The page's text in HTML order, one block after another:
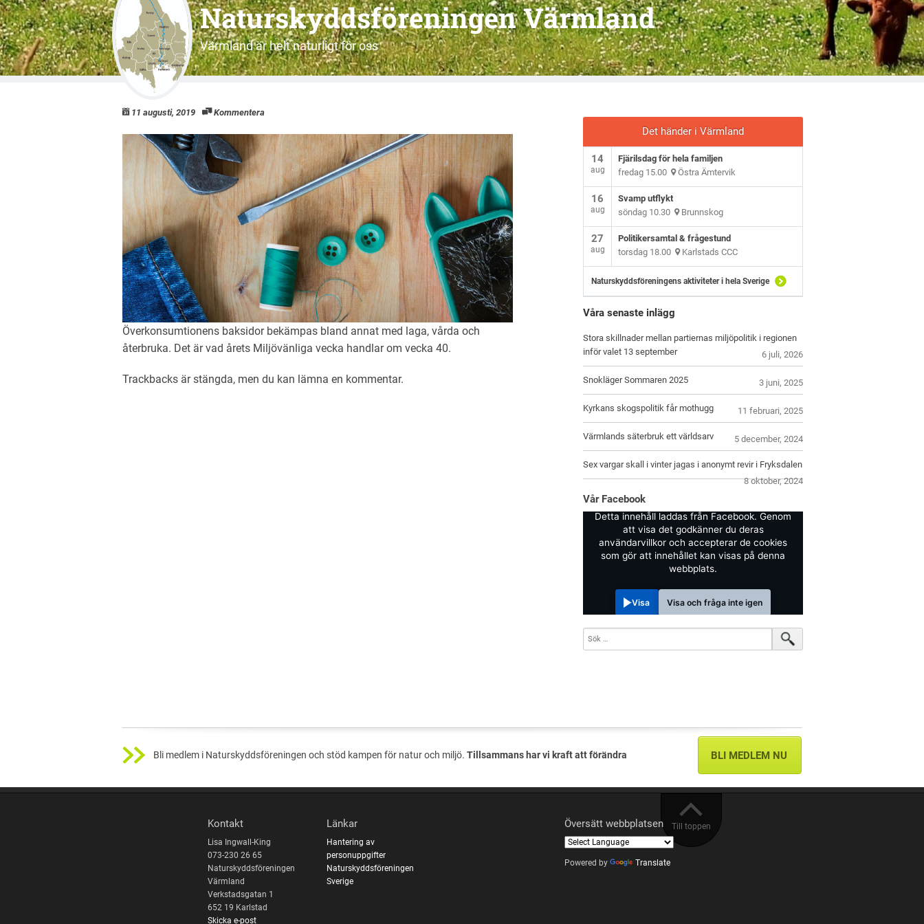
Naturskyddsföreningen Värmland
Värmland är helt naturligt för oss
11 augusti, 2019 Kommentera
Överkonsumtionens baksidor bekämpas bland annat med laga, vårda och
återbruka. Det är vad årets Miljövänliga vecka handlar om vecka 40.
Trackbacks är stängda, men du kan lämna en kommentar.
Det händer i Värmland
14
aug
Fjärilsdag för hela familjen
fredag 15.00 Östra Ämtervik
16
aug
Svamp utflykt
söndag 10.30 Brunnskog
27
aug
Politikersamtal & frågestund
torsdag 18.00 Karlstads CCC
Naturskyddsföreningens aktiviteter i hela Sverige
Våra senaste inlägg
Stora skillnader mellan partiernas miljöpolitik i regionen
inför valet 13 september
6 juli, 2026
Snokläger Sommaren 2025 3 juni, 2025
Kyrkans skogspolitik får mothugg 11 februari, 2025
Värmlands säterbruk ett världsarv 5 december, 2024
Sex vargar skall i vinter jagas i anonymt revir i Fryksdalen
8 oktober, 2024
Vår Facebook
Detta innehåll laddas från Facebook. Genom
att visa det godkänner du deras
användarvillkor och accepterar de cookies
som gör att innehållet kan visas på denna
webbplats.
Visa Visa och fråga inte igen
Bli medlem i Naturskyddsföreningen och stöd kampen för natur och miljö. Tillsammans har vi kraft att förändra BLI MEDLEM NU
Till toppen
Kontakt
Lisa Ingwall-King
073-230 26 65
Naturskyddsföreningen
Värmland
Verkstadsgatan 1
652 19 Karlstad
Skicka e-post
Länkar
Hantering av
personuppgifter
Naturskyddsföreningen
Sverige
Översätt webbplatsen
Powered by Translate